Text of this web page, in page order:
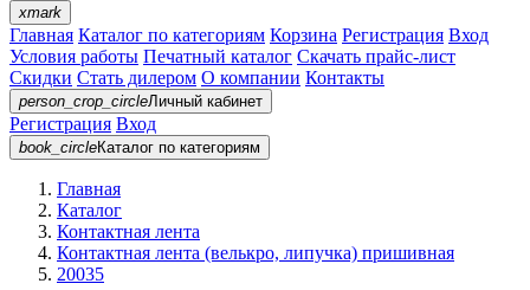
xmark
Главная Каталог по категориям Корзина Регистрация Вход
Условия работы Печатный каталог Скачать прайс-лист
Скидки Стать дилером О компании Контакты
person_crop_circleЛичный кабинет
Регистрация Вход
book_circleКаталог по категориям
Главная
Каталог
Контактная лента
Контактная лента (велькро, липучка) пришивная
20035